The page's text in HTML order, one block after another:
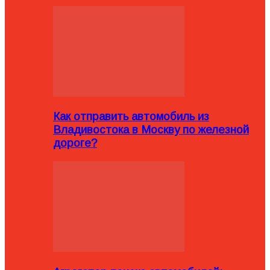
Как отправить автомобиль из
Владивостока в Москву по железной
дороге?